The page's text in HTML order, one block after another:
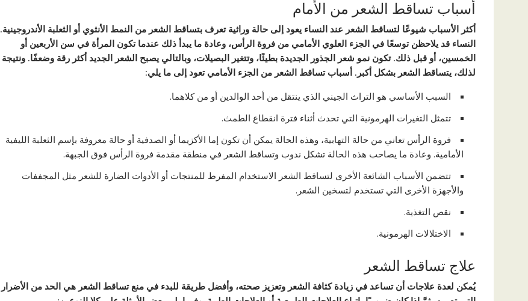
أسباب تساقط الشعر من الأمام
أكثر الأسباب شيوعًا لتساقط الشعر عند النساء يعود إلى حالة وراثية تعرف بتساقط الشعر من النمط الأنثوي أو الثعلبة الأندروجينية.
النساء قد يلاحظن توسعًا في الجزء العلوي الأمامي من فروة الرأس، وعادة ما يبدأ ذلك عندما تكون المرأة في سن الأربعين أو
الخمسين، أو قبل ذلك. تكون نمو شعر الجذور الجديدة بطيئًا، وتتغير البصيلات، وبالتالي يصبح الشعر الجديد أكثر رقة وضعفًا. ونتيجة
لذلك، يتساقط الشعر بشكل أكبر. أسباب تساقط الشعر من الجزء الأمامي تعود إلى ما يلي:
السبب الأساسي هو التراث الجيني الذي ينتقل من أحد الوالدين أو من كلاهما.
تتمثل التغيرات الهرمونية التي تحدث أثناء فترة انقطاع الطمث.
فروة الرأس تعاني من حالة التهابية، وهذه الحالة يمكن أن تكون إما الأكزيما أو الصدفية أو حالة معروفة بإسم الثعلبة الليفية
الأمامية. وعادة ما يصاحب هذه الحالة تشكل ندوب وتساقط الشعر في منطقة مقدمة فروة الرأس فوق الجبهة.
تتضمن الأسباب الشائعة الأخرى لتساقط الشعر الاستخدام المفرط للمنتجات أو الأدوات الضارة للشعر مثل المجففات
والأجهزة الأخرى التي تستخدم لتسخين الشعر.
نقص التغذية.
الاختلالات الهرمونية.
علاج تساقط الشعر
يُمكن لعدة علاجات أن تساعد في زيادة كثافة الشعر وتعزيز صحته، وأفضل طريقة للبدء في منع تساقط الشعر هي الحد من الأضرار